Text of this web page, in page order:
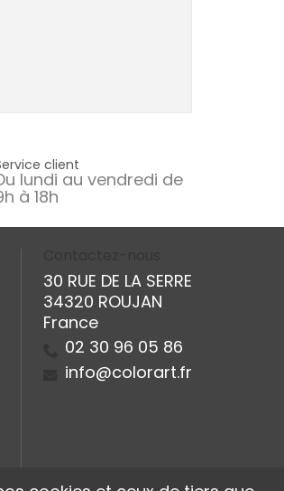
client
lundi au vendredi de
à 18h
30 RUE DE LA SERRE
34320 ROUJAN
France
02 30 96 05 86
info@colorart.fr